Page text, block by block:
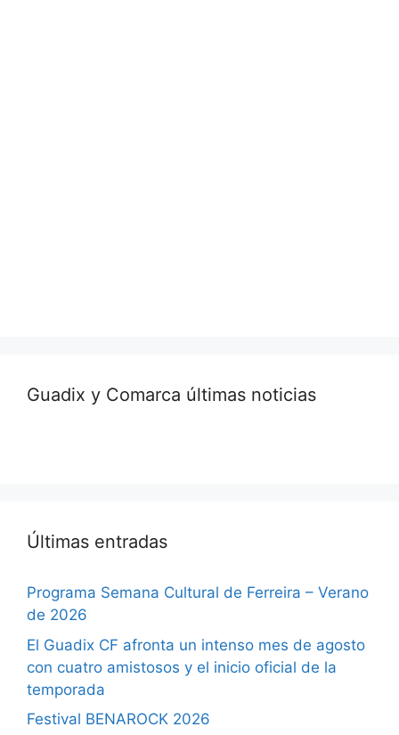
Guadix y Comarca últimas noticias
Últimas entradas
Programa Semana Cultural de Ferreira – Verano
de 2026
El Guadix CF afronta un intenso mes de agosto
con cuatro amistosos y el inicio oficial de la
temporada
Festival BENAROCK 2026